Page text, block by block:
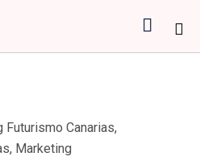

Futurismo Canarias,
, Marketing